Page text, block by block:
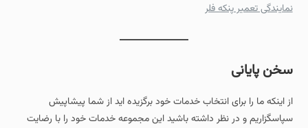
نمایندگی تعمیر پنکه فلر
سخن پایانی
از اینکه ما را برای انتخاب خدمات خود برگزیده اید از شما پیشاپیش
سپاسگزاریم و در نظر داشته باشید این مجموعه خدمات خود را با رضایت